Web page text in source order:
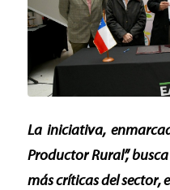
La iniciativa,
Productor Rural”,
más críticas del sector,